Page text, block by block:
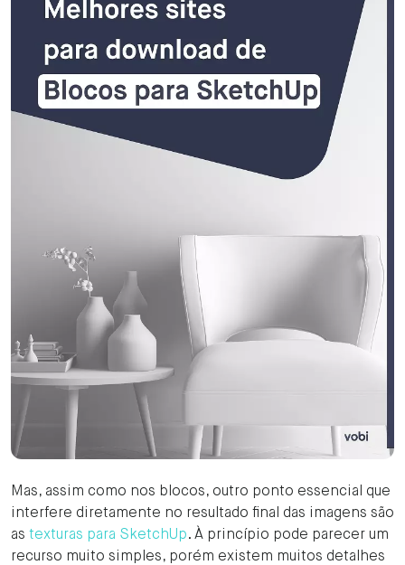
Mas, assim como nos blocos, outro ponto essencial que
interfere diretamente no resultado final das imagens são
as texturas para SketchUp. À princípio pode parecer um
recurso muito simples, porém existem muitos detalhes